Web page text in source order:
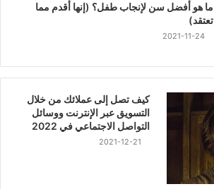
ما هو أفضل سن لإنجاب طفل؟ (إنها أقدم مما
تعتقد)
2021-11-24
كيف تصل إلى عملائك من خلال
التسويق عبر الإنترنت ووسائل
التواصل الاجتماعي في 2022
2021-12-21